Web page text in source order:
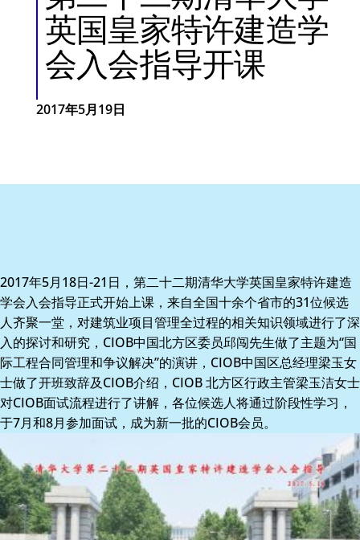
英国皇家特许建造学
会入会指导开课
2017年5月19日
2017年5月18日-21日，第二十二期清华大学英国皇家特许建造
学会入会指导正式开始上课，来自全国十余个省市的31位候选
人齐聚一堂，对建筑业项目管理全过程的相关知识领域进行了深
入的探讨和研究，CIOB中国北方区委员邱闯先生做了主题为“国
际工程合同管理和争议解决”的演讲，CIOB中国区总经理梁玉女
士做了开班致辞及CIOB介绍，CIOB 北方区行政主管梁玉洁女士
对CIOB面试流程进行了讲解，各位候选人将通过阶段性学习，
于7月和8月参加面试，成为新一批的CIOB会员。